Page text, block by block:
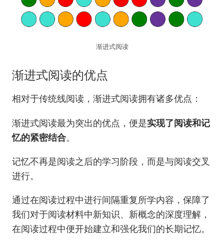
渐进式阅读
渐进式阅读的优点
相对于传统线阅读，渐进式阅读拥有诸多优点：
渐进式阅读最为突出的优点，便是实现了阅读和记
忆的紧密结合。
记忆不再是阅读之后的学习阶段，而是与阅读交叉
进行。
通过在阅读过程中进行间隔重复所学内容，保障了
我们对于阅读材料中新知识、新概念的深度理解，
在阅读过程中便开始建立和强化我们的长期记忆。